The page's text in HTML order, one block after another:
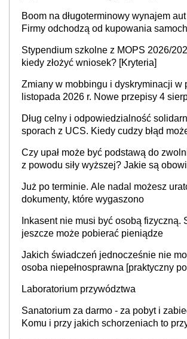
Boom na długoterminowy wynajem
Firmy odchodzą od kupowania
Stypendium szkolne z MOPS 2026/
kiedy złożyć wniosek? [Kryteria]
Zmiany w mobbingu i dyskryminacji w
listopada 2026 r. Nowe przepisy 4
Dług celny i odpowiedzialność
sporach z UCS. Kiedy cudzy błąd
Czy upał może być podstawą do
z powodu siły wyższej? Jakie są
Już po terminie. Ale nadal możesz
dokumenty, które wygaszono
Inkasent nie musi być osobą fizyczną.
jeszcze może pobierać pieniądze
Jakich świadczeń jednocześnie nie
osoba niepełnosprawna [praktyczny
Laboratorium przywództwa
Sanatorium za darmo - za pobyt i
Komu i przy jakich schorzeniach to